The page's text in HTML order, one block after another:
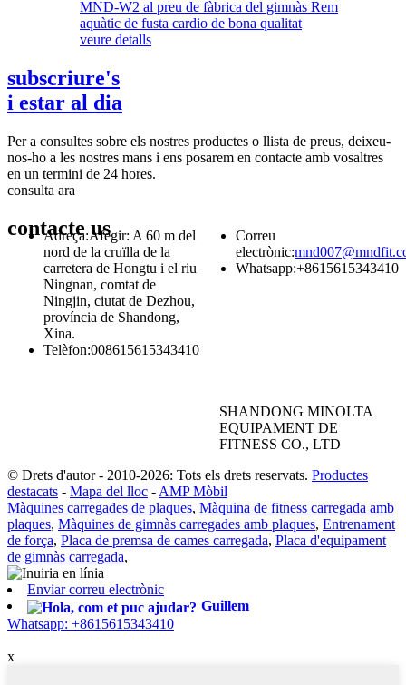
veure detalls
subscriure's
i estar al dia
Per a consultes sobre els nostres productes o llista de preus, deixeu-
nos-ho a les nostres mans i ens posarem en contacte amb vosaltres
en un termini de 24 hores.
consulta ara
contacteus
Adreça:Afegir: A 60 m del
nord de la cruïlla de la
carretera de Hongtu i el riu
Ningnan, comtat de
Ningjin, ciutat de Dezhou,
província de Shandong,
Xina.
Telèfon:008615615343410
Correu
electrònic:
Whatsapp:+8615615343410
SHANDONG MINOLTA
EQUIPAMENT DE
FITNESS CO., LTD
© Drets d'autor - 2010-2026: Tots els drets reservats. Productes
destacats - Mapa del lloc - AMP Mòbil
Màquines carregades de plaques, Màquina de fitness carregada amb
plaques, Màquines de gimnàs carregades amb plaques, Entrenament
de força, Placa de premsa de cames carregada, Placa d'equipament
de gimnàs carregada,
Enviar correu electrònic
Guillem
Whatsapp: +8615615343410
x